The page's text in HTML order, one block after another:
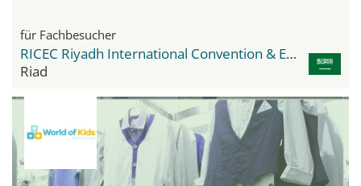
für Fachbesucher
RICEC Riyadh International Convention & Exhibition Center
Riad